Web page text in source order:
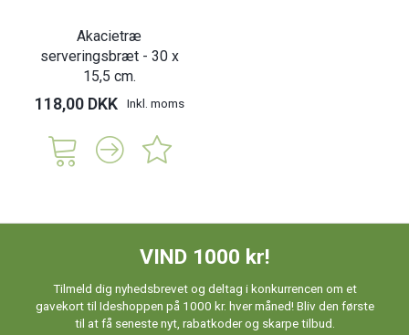
Akacietræ
serveringsbræt - 30 x
15,5 cm.
118,00 DKK Inkl. moms
VIND 1000 kr!
Tilmeld dig nyhedsbrevet og deltag i konkurrencen om et
gavekort til Ideshoppen på 1000 kr. hver måned! Bliv den første
til at få seneste nyt, rabatkoder og skarpe tilbud.